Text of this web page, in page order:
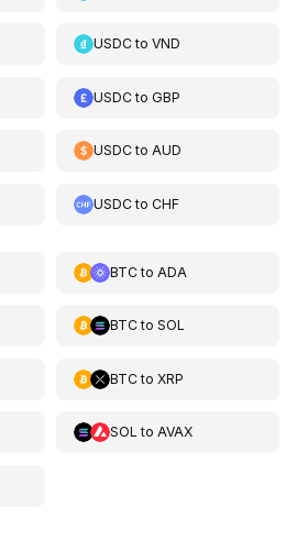
USDCtoVND
USDCtoGBP
USDCtoAUD
USDCtoCHF
BTCto ADA
BTCto SOL
BTCto XRP
SOL to AVAX